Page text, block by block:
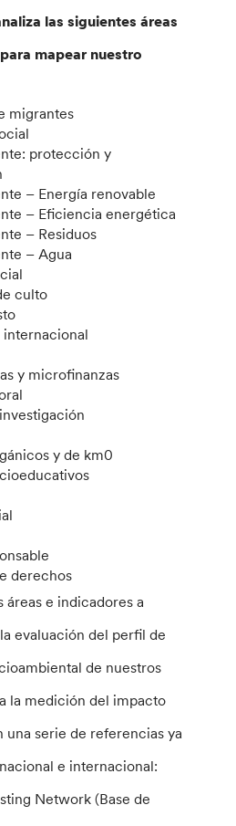
las siguientes áreas
mapear nuestro
migrantes
protección y
– Energía renovable
– Eficiencia energética
– Residuos
– Agua
culto
y microfinanzas
y de km0
derechos
áreas e indicadores a
evaluación del perfil de
de nuestros
la medición del impacto
una serie de referencias ya
e internacional:
Network (Base de